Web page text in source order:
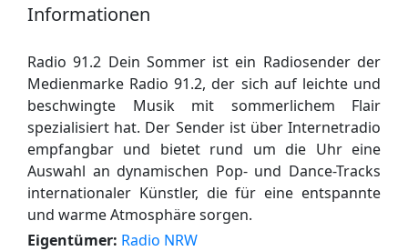
Informationen
Radio 91.2 Dein Sommer ist ein Radiosender der
Medienmarke Radio 91.2, der sich auf leichte und
beschwingte Musik mit sommerlichem Flair
spezialisiert hat. Der Sender ist über Internetradio
empfangbar und bietet rund um die Uhr eine
Auswahl an dynamischen Pop- und Dance-Tracks
internationaler Künstler, die für eine entspannte
und warme Atmosphäre sorgen.
Eigentümer: Radio NRW